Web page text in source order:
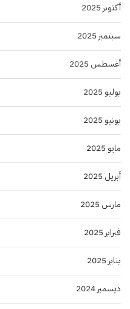
أكتوبر 2025
سبتمبر 2025
أغسطس 2025
يوليو 2025
يونيو 2025
مايو 2025
أبريل 2025
مارس 2025
فبراير 2025
يناير 2025
ديسمبر 2024